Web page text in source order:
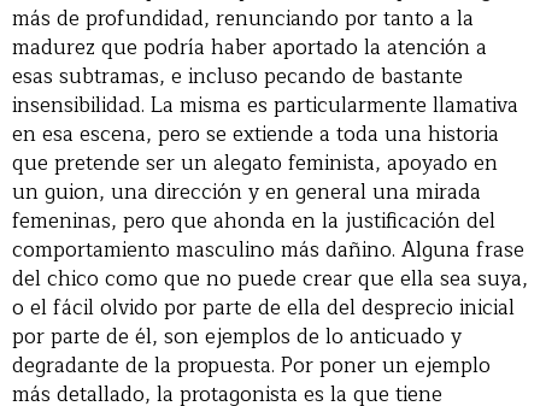
más de profundidad, renunciando por tanto a la
madurez que podría haber aportado la atención a
esas subtramas, e incluso pecando de bastante
insensibilidad. La misma es particularmente llamativa
en esa escena, pero se extiende a toda una historia
que pretende ser un alegato feminista, apoyado en
un guion, una dirección y en general una mirada
femeninas, pero que ahonda en la justificación del
comportamiento masculino más dañino. Alguna frase
del chico como que no puede crear que ella sea suya,
o el fácil olvido por parte de ella del desprecio inicial
por parte de él, son ejemplos de lo anticuado y
degradante de la propuesta. Por poner un ejemplo
más detallado, la protagonista es la que tiene